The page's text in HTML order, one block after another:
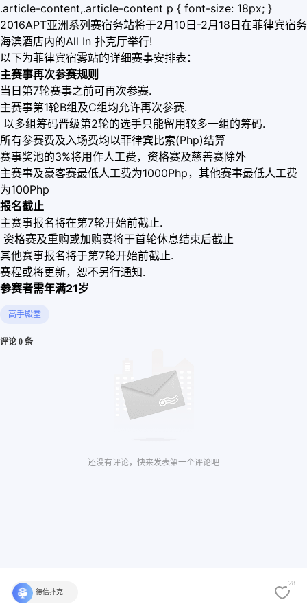
.article-content,.article-content p { font-size: 18px; }
2016APT亚洲系列赛宿务站将于2月10日-2月18日在菲律宾宿务
海滨酒店内的All In 扑克厅举行!
以下为菲律宾宿雾站的详细赛事安排表：
主赛事再次参赛规则
当日第7轮赛事之前可再次参赛.
主赛事第1轮B组及C组均允许再次参赛.
以多组筹码晋级第2轮的选手只能留用较多一组的筹码.
所有参赛费及入场费均以菲律宾比索(Php)结算
赛事奖池的3%将用作人工费，资格赛及慈善赛除外
主赛事及豪客赛最低人工费为1000Php，其他赛事最低人工费
为100Php
报名截止
主赛事报名将在第7轮开始前截止.
资格赛及重购或加购赛将于首轮休息结束后截止
其他赛事报名将于第7轮开始前截止.
赛程或将更新，恕不另行通知.
参赛者需年满21岁
高手殿堂
评论 0 条
还没有评论，快来发表第一个评论吧
28